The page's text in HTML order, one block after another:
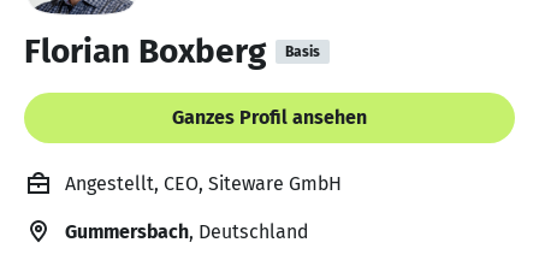
Florian Boxberg Basis
Ganzes Profil ansehen
Angestellt, CEO, Siteware GmbH
Gummersbach, Deutschland